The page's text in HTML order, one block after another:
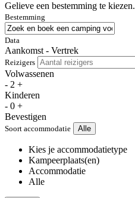
Gelieve een bestemming te kiezen.
Bestemming
Data
Aankomst - Vertrek
Reizigers
Volwassenen
- 2 +
Kinderen
- 0 +
Bevestigen
Soort accommodatie Alle
Kies je accommodatietype
Kampeerplaats(en)
Accommodatie
Alle